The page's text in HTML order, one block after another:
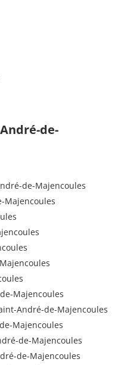
de-
de-Majencoules
Majencoules
Majencoules
André-de-Majencoules
Majencoules
de-Majencoules
de-Majencoules